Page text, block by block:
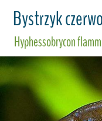
Bystrzyk
Hyphessobrycon